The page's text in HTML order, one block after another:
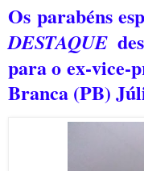
Os parabéns
DESTAQUE
para o ex-vice-
Branca (PB)